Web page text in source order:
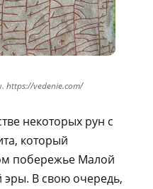
https://vedenie.com/
некоторых рун с
который
побережье Малой
эры. В свою очередь,